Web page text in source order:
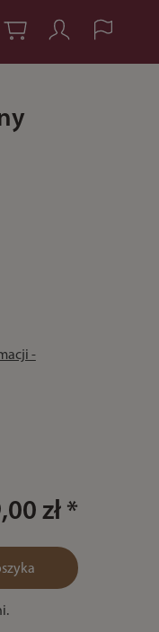
-
zł *